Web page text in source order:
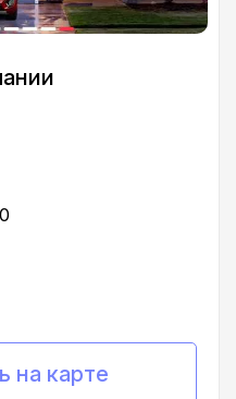
на карте